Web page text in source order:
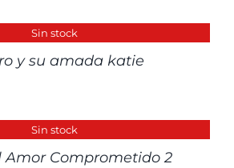
Sin stock
y su amada katie
Sin stock
Amor Comprometido 2